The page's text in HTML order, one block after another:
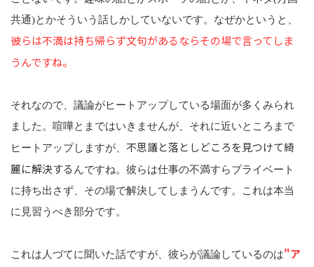
共通)とかそういう話しかしていないです。なぜかというと、
彼らは不満は持ち帰らず文句があるならその場で言ってしま
うんですね。
それなので、議論がヒートアップしている場面が多くみられ
ました。喧嘩とまではいきませんが、それに近いところまで
ヒートアップしますが、 不思議と落としどころを見つけて綺
麗に解決する んですね。彼らは仕事の不満すらプライベート
に持ち出さず、その場で解決してしまうんです。これは本当
に見習うべき部分です。
これは人づてに聞いた話ですが、彼らが議論しているのは"ア